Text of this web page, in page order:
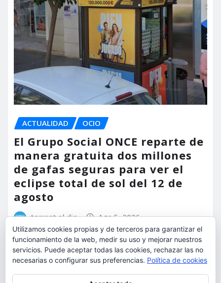
ACTUALIDAD OCIO
El Grupo Social ONCE reparte de
manera gratuita dos millones
de gafas seguras para ver el
eclipse total de sol del 12 de
agosto
torrent al dia Ago 5, 2026
Utilizamos cookies propias y de terceros para garantizar el
funcionamiento de la web, medir su uso y mejorar nuestros
servicios. Puede aceptar todas las cookies, rechazar las no
necesarias o configurar sus preferencias. Política de cookies